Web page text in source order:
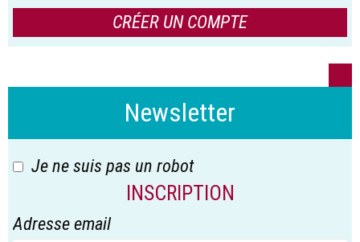
CRÉER UN COMPTE
Newsletter
Je ne suis pas un robot
INSCRIPTION
Adresse email